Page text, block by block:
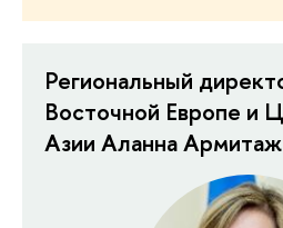
Региональный
Восточной Европе и
Азии Аланна Армитаж